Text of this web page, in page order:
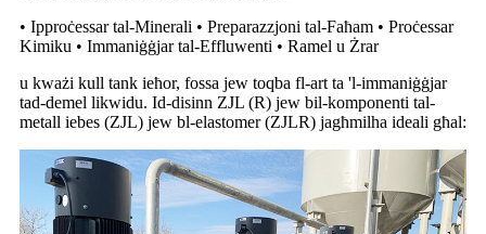
• Ipproċessar tal-Minerali • Preparazzjoni tal-Faħam • Proċessar
Kimiku • Immaniġġjar tal-Effluwenti • Ramel u Żrar
u kważi kull tank ieħor, fossa jew toqba fl-art ta 'l-immaniġġjar
tad-demel likwidu. Id-disinn ZJL (R) jew bil-komponenti tal-
metall iebes (ZJL) jew bl-elastomer (ZJLR) jagħmilha ideali għal: